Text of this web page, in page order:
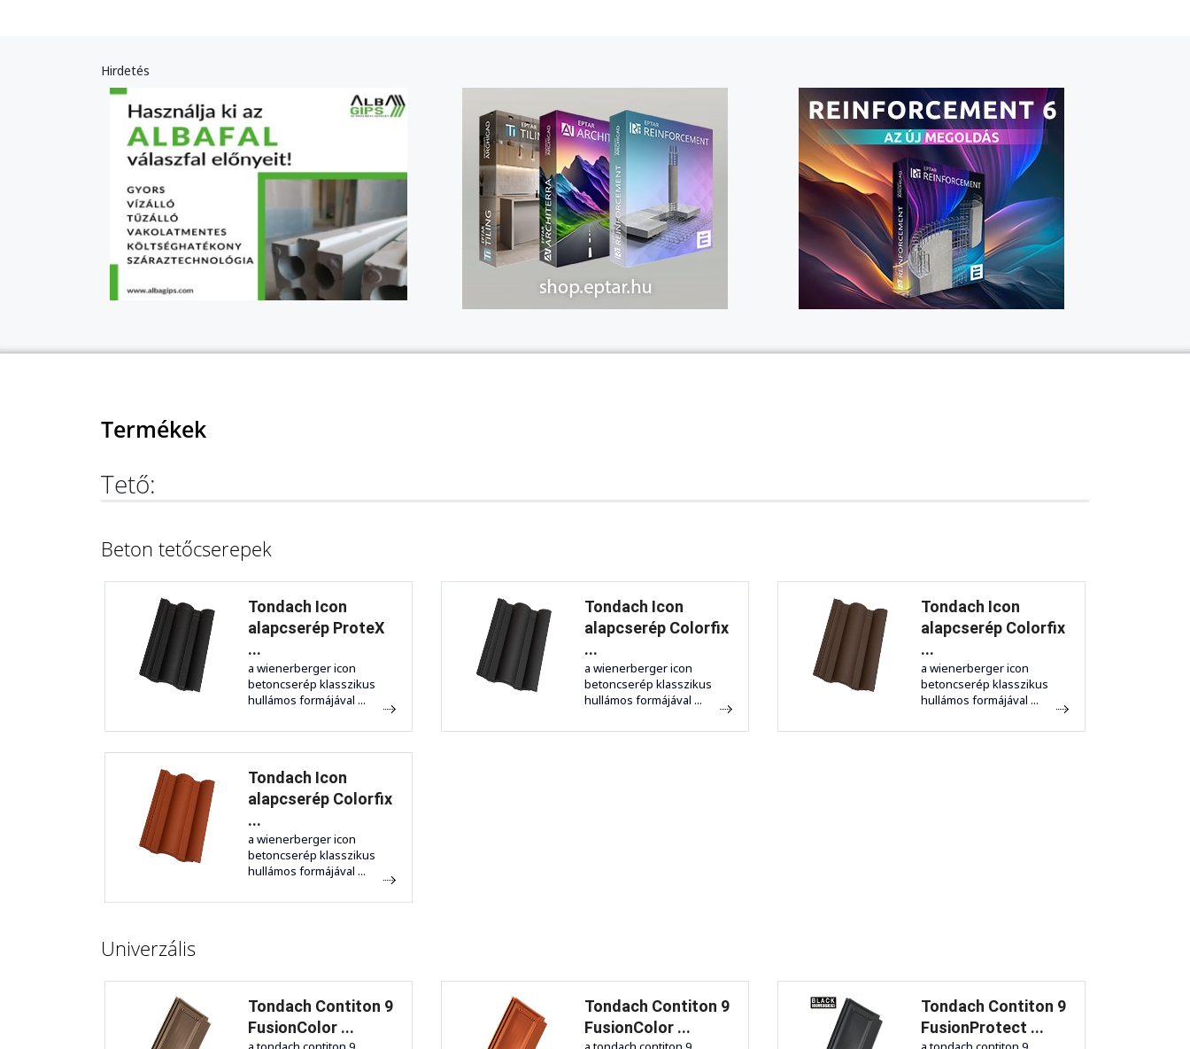
Hirdetés
Termékek
Tető:
Beton tetőcserepek
Tondach Icon
alapcserép ProteX
...
a wienerberger icon
betoncserép klasszikus
hullámos formájával ...
Tondach Icon
alapcserép Colorfix
...
a wienerberger icon
betoncserép klasszikus
hullámos formájával ...
Tondach Icon
alapcserép Colorfix
...
a wienerberger icon
betoncserép klasszikus
hullámos formájával ...
Tondach Icon
alapcserép Colorfix
...
a wienerberger icon
betoncserép klasszikus
hullámos formájával ...
Univerzális
Tondach Contiton 9
FusionColor ...
Tondach Contiton 9
FusionColor ...
Tondach Contiton 9
FusionProtect ...